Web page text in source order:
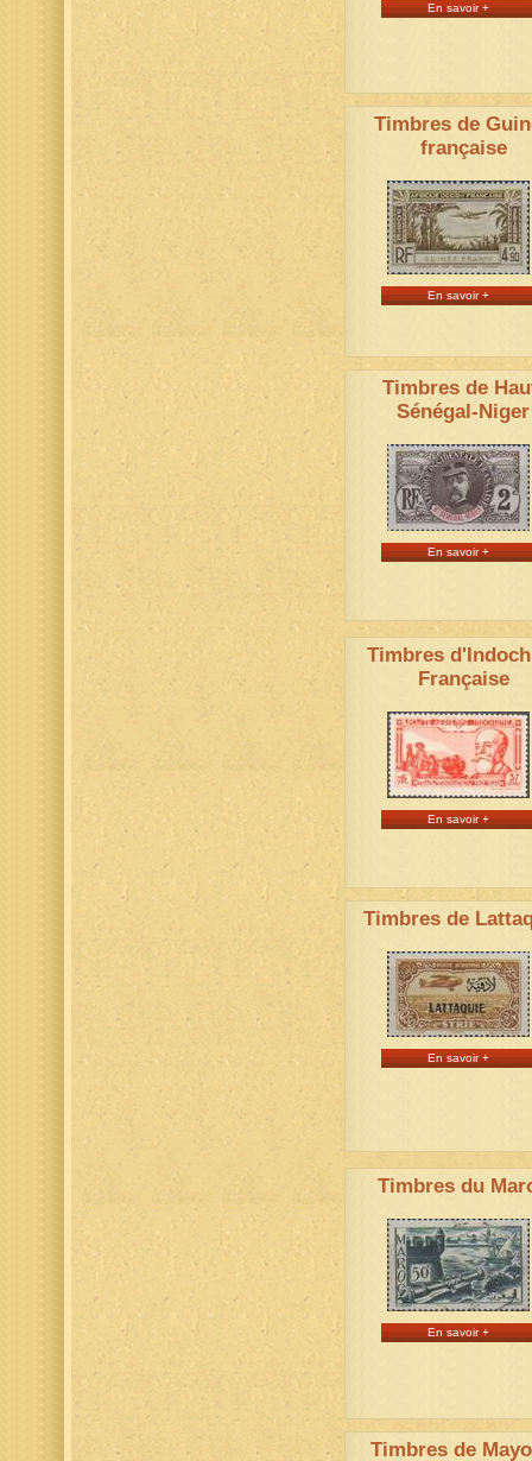
En savoir +
Timbres de
française
En savoir +
Timbres de
Sénégal-Niger
En savoir +
Timbres
Française
En savoir +
Timbres de
En savoir +
Timbres du
En savoir +
Timbres de